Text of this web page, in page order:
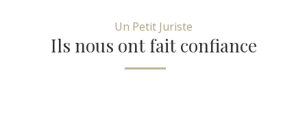
Un Petit Juriste
Ils nous ont fait confiance